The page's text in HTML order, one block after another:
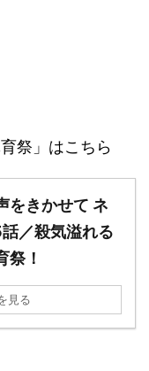
祭」はこちら
をきかせて ネ
／殺気溢れる
祭！
見る